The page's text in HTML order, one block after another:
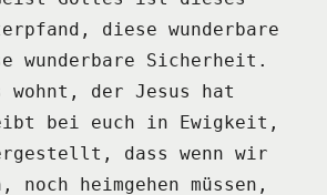
diese wunderbare
wunderbare Sicherheit.
wohnt, der Jesus hat
bei euch in Ewigkeit,
dass wenn wir
noch heimgehen müssen,